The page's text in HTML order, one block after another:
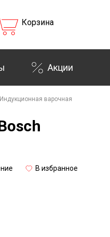
Корзина
Акции
Индукционная варочная
В избранное